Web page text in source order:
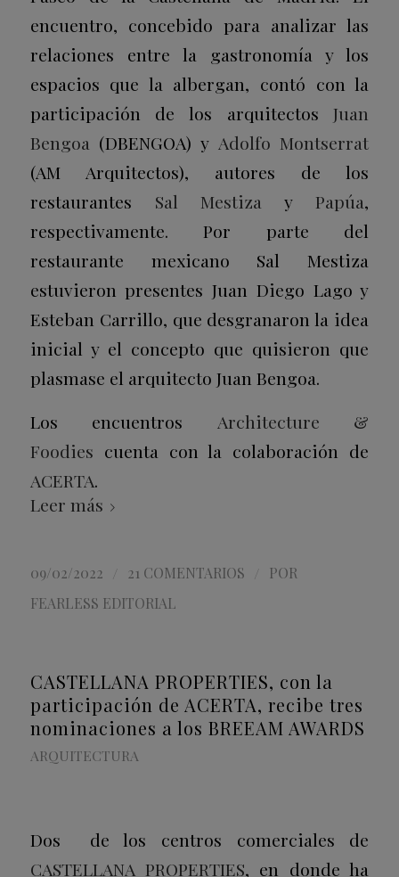
encuentro, concebido para analizar las
relaciones entre la gastronomía y los
espacios que la albergan, contó con la
participación de los arquitectos Juan
Bengoa (DBENGOA) y Adolfo Montserrat
(AM Arquitectos), autores de los
restaurantes Sal Mestiza y Papúa,
respectivamente. Por parte del
restaurante mexicano Sal Mestiza
estuvieron presentes Juan Diego Lago y
Esteban Carrillo, que desgranaron la idea
inicial y el concepto que quisieron que
plasmase el arquitecto Juan Bengoa.
Los encuentros Architecture &
Foodies cuenta con la colaboración de
ACERTA.
Leer más
09/02/2022 21 COMENTARIOS
POR
FEARLESS EDITORIAL
CASTELLANA PROPERTIES, con la
participación de ACERTA, recibe tres
nominaciones a los BREEAM AWARDS
ARQUITECTURA
Dos de los centros comerciales de
CASTELLANA PROPERTIES, en donde ha